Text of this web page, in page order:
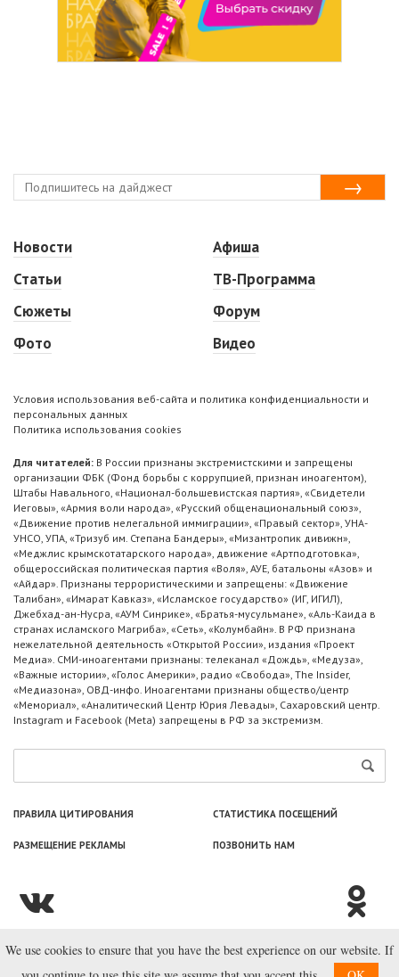
Новости
Статьи
Сюжеты
Фото
Афиша
ТВ-Программа
Форум
Видео
Условия использования веб-сайта и политика конфиденциальности и
персональных данных
Политика использования cookies
Для читателей: В России признаны экстремистскими и запрещены
организации ФБК (Фонд борьбы с коррупцией, признан иноагентом),
Штабы Навального, «Национал-большевистская партия», «Свидетели
Иеговы», «Армия воли народа», «Русский общенациональный союз»,
«Движение против нелегальной иммиграции», «Правый сектор», УНА-
УНСО, УПА, «Тризуб им. Степана Бандеры», «Мизантропик дивижн»,
«Меджлис крымскотатарского народа», движение «Артподготовка»,
общероссийская политическая партия «Воля», АУЕ, батальоны «Азов» и
«Айдар». Признаны террористическими и запрещены: «Движение
Талибан», «Имарат Кавказ», «Исламское государство» (ИГ, ИГИЛ),
Джебхад-ан-Нусра, «АУМ Синрике», «Братья-мусульмане», «Аль-Каида в
странах исламского Магриба», «Сеть», «Колумбайн». В РФ признана
нежелательной деятельность «Открытой России», издания «Проект
Медиа». СМИ-иноагентами признаны: телеканал «Дождь», «Медуза»,
«Важные истории», «Голос Америки», радио «Свобода», The Insider,
«Медиазона», ОВД-инфо. Иноагентами признаны общество/центр
«Мемориал», «Аналитический Центр Юрия Левады», Сахаровский центр.
Instagram и Facebook (Metа) запрещены в РФ за экстремизм.
ПРАВИЛА ЦИТИРОВАНИЯ СТАТИСТИКА ПОСЕЩЕНИЙ
РАЗМЕЩЕНИЕ РЕКЛАМЫ ПОЗВОНИТЬ НАМ
© ООО «Лаборатория Новоcтей», 2003—2026.
We use cookies to ensure that you have the best experience on our website. If